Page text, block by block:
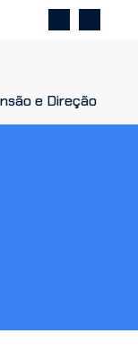
e Direção
e Direção